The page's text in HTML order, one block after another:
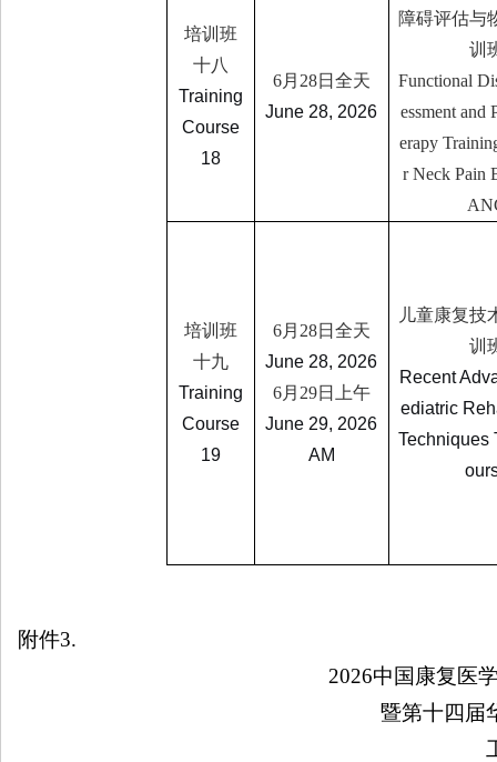
培训班
十八
Training
Course
18
6月 28日全天
June 28, 2026
障碍评估与
训
Functional
essment and
erapy
r Neck Pain
培训班
十九
Training
Course
19
6月 28日全天
June 28, 2026
6月 29日上午
June 29, 2026
AM
儿童康复技
训
Recent
ediatric
Techniques
附件3.
2026中国康复医
暨第十四届